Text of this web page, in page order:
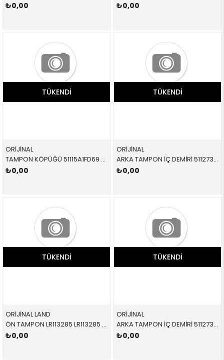
₺0,00 ₺0,00
TÜKENDI
ORİJİNAL
TAMPON KÖPÜĞÜ 51115A1FD69 51115A1FD69 51115A1FD69
₺0,00
TÜKENDI
ORİJİNAL
ARKA TAMPON İÇ DEMİRİ 51127389375 51127389375 51127389375 MİNİ,F60 MİNİ COUNTRYMAN
₺0,00
TÜKENDI
ORİJİNAL LAND
ÖN TAMPON LR113285 LR113285 LR113285
₺0,00
TÜKENDI
ORİJİNAL
ARKA TAMPON İÇ DEMİRİ 51127389375 51127389375 51127389375 MİNİ,F60 MİNİ COUNTRYMAN
₺0,00